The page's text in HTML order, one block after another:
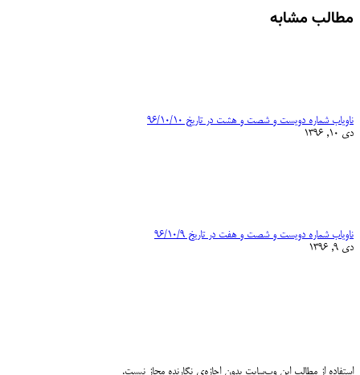
مطالب مشابه
ناویاب شماره دویست و شصت و هشت در تاریخ ۹۶/۱۰/۱۰
دی 10, 1396
ناویاب شماره دویست و شصت و هفت در تاریخ ۹۶/۱۰/۹
دی 9, 1396
استفاده از مطالب این وب‌سایت بدون اجازه‌ی نگارنده مجاز نیست.